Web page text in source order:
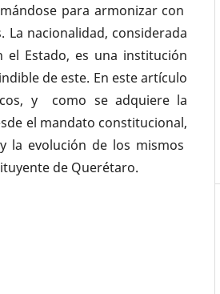
para armonizar con
La nacionalidad, considerada
Estado, es una institución
de este. En este artículo
y como se adquiere la
el mandato constitucional,
la evolución de los mismos
de Querétaro.